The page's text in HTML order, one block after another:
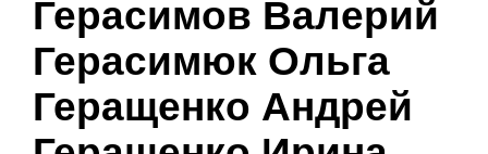
Герасимов Валерий
Герасимюк Ольга
Геращенко Андрей